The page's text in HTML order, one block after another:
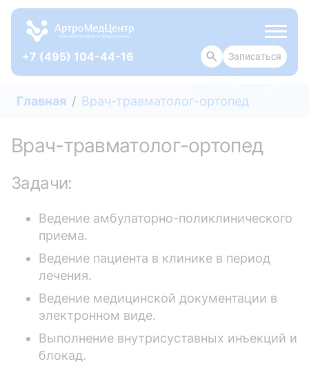
+7 (495) 104-44-16 Записаться
Главная
Врач-травматолог-ортопед
Врач-травматолог-ортопед
Задачи:
Ведение амбулаторно-поликлинического
приема.
Ведение пациента в клинике в период
лечения.
Ведение медицинской документации в
электронном виде.
Выполнение внутрисуставных инъекций и
блокад.